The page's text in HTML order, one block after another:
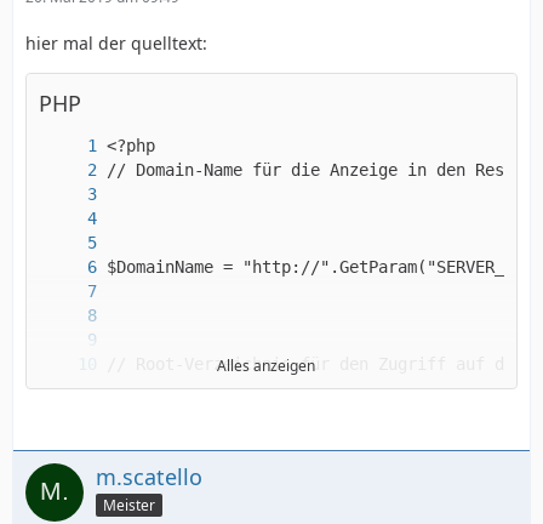
hier mal der quelltext:
PHP
Alles anzeigen
m.scatello
Meister